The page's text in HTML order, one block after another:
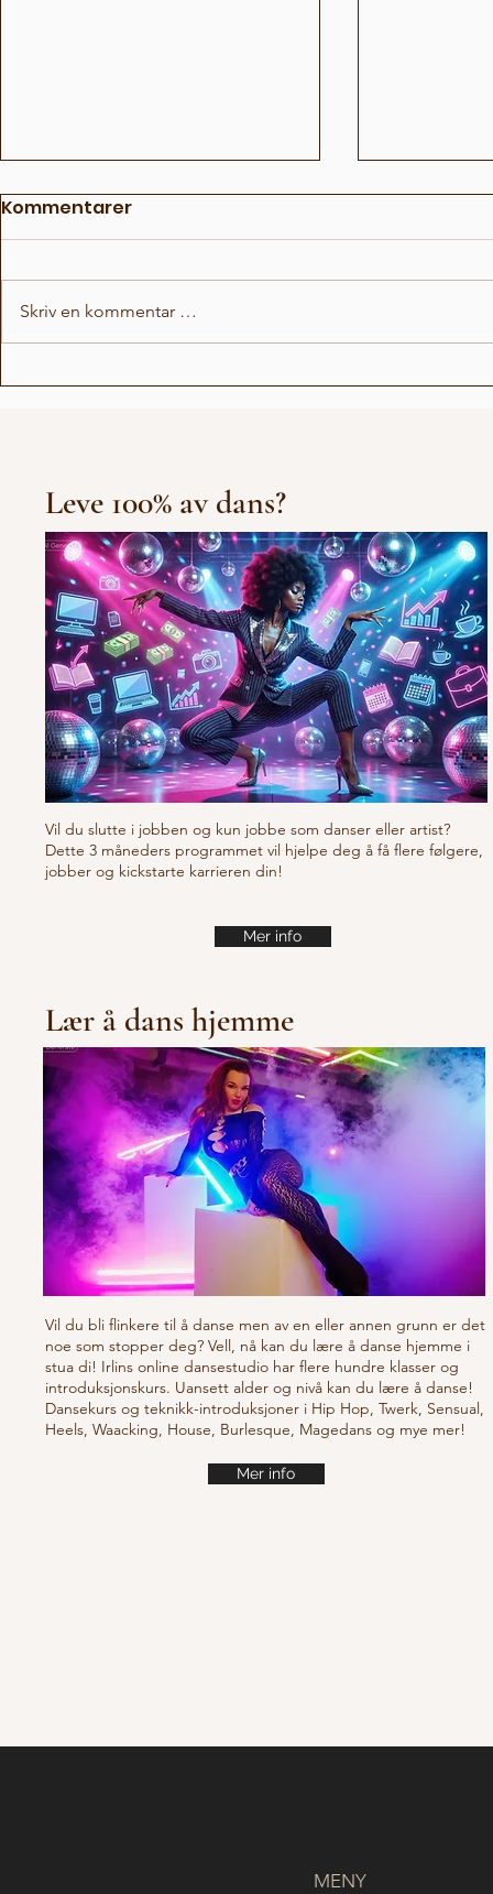
Kommentarer
Skriv en kommentar …
Leve 100% av dans?
Vil du slutte i jobben og kun jobbe som danser eller artist?
Dette 3 måneders programmet vil hjelpe deg å få flere følgere,
jobber og kickstarte karrieren din!
Mer info
Lær å dans hjemme
Vil du bli flinkere til å danse men av en eller annen grunn er det
noe som stopper deg? Vell, nå kan du lære å danse hjemme i
stua di! Irlins online dansestudio har flere hundre klasser og
introduksjonskurs. Uansett alder og nivå kan du lære å danse!
Dansekurs og teknikk-introduksjoner i Hip Hop, Twerk, Sensual,
Heels, Waacking, House, Burlesque, Magedans og mye mer!
Mer info
MENY